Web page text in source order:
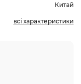
Китай
всі характеристики